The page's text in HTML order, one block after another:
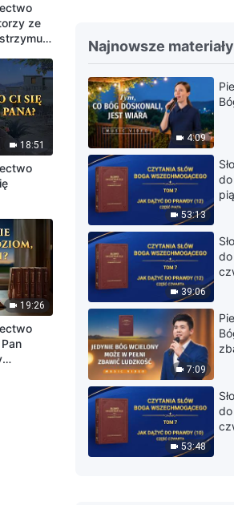
ze
18:51
19:26
Najnowsze
4:09
53:13
39:06
7:09
53:48